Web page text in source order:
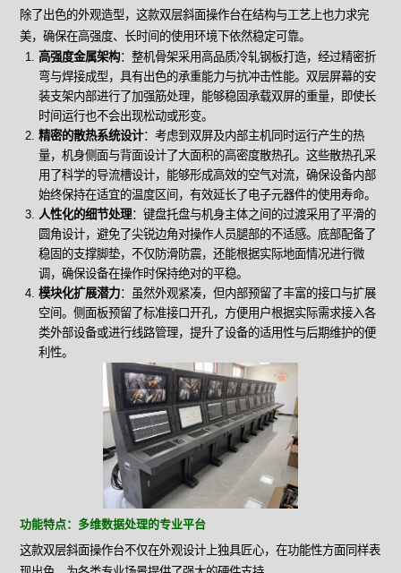
除了出色的外观造型，这款双层斜面操作台在结构与工艺上也力求完
美，确保在高强度、长时间的使用环境下依然稳定可靠。
高强度金属架构：整机骨架采用高品质冷轧钢板打造，经过精密折
弯与焊接成型，具有出色的承重能力与抗冲击性能。双层屏幕的安
装支架内部进行了加强筋处理，能够稳固承载双屏的重量，即使长
时间运行也不会出现松动或形变。
精密的散热系统设计：考虑到双屏及内部主机同时运行产生的热
量，机身侧面与背面设计了大面积的高密度散热孔。这些散热孔采
用了科学的导流槽设计，能够形成高效的空气对流，确保设备内部
始终保持在适宜的温度区间，有效延长了电子元器件的使用寿命。
人性化的细节处理：键盘托盘与机身主体之间的过渡采用了平滑的
圆角设计，避免了尖锐边角对操作人员腿部的不适感。底部配备了
稳固的支撑脚垫，不仅防滑防震，还能根据实际地面情况进行微
调，确保设备在操作时保持绝对的平稳。
模块化扩展潜力：虽然外观紧凑，但内部预留了丰富的接口与扩展
空间。侧面板预留了标准接口开孔，方便用户根据实际需求接入各
类外部设备或进行线路管理，提升了设备的适用性与后期维护的便
利性。
功能特点：多维数据处理的专业平台
这款双层斜面操作台不仅在外观设计上独具匠心，在功能性方面同样表